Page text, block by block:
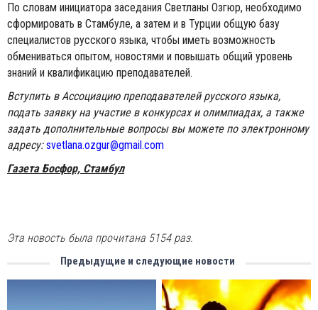
По словам инициатора заседания Светланы Озгюр, необходимо
сформировать в Стамбуле, а затем и в Турции общую базу
специалистов русского языка, чтобы иметь возможность
обмениваться опытом, новостями и повышать общий уровень
знаний и квалификацию преподавателей.
Вступить в Ассоциацию преподавателей русского языка,
подать заявку на участие в конкурсах и олимпиадах, а также
задать дополнительные вопросы вы можете по электронному
адресу: svetlana.ozgur@gmail.com
Газета Босфор, Стамбул
Эта новость была прочитана 5154 раз.
Предыдущие и следующие новости